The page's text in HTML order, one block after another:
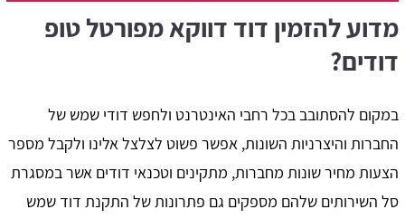
מדוע להזמין דוד דווקא מפורטל טופ
דודים?
במקום להסתובב בכל רחבי האינטרנט ולחפש דודי שמש של
החברות והיצרניות השונות, אפשר פשוט לצלצל אלינו ולקבל מספר
הצעות מחיר שונות מחברות, מתקינים וטכנאי דודים אשר במסגרת
סל השירותים שלהם מספקים גם פתרונות של התקנת דוד שמש